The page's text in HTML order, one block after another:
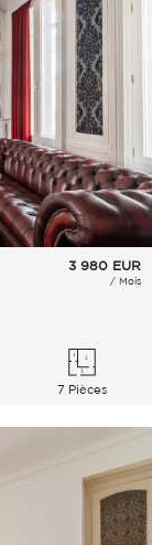
3 980 EUR
/ Mois
7 Pièces